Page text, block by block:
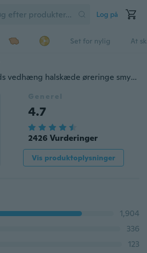
Log på
Set for nylig At
Gud vi stoler på kryds vedhæng halskæde øreringe smykker sæt til kvinder gaver (sølv / rosaguld / guld)
Generel
4.7
2426 Vurderinger
Vis produktoplysninger
1,904
336
123